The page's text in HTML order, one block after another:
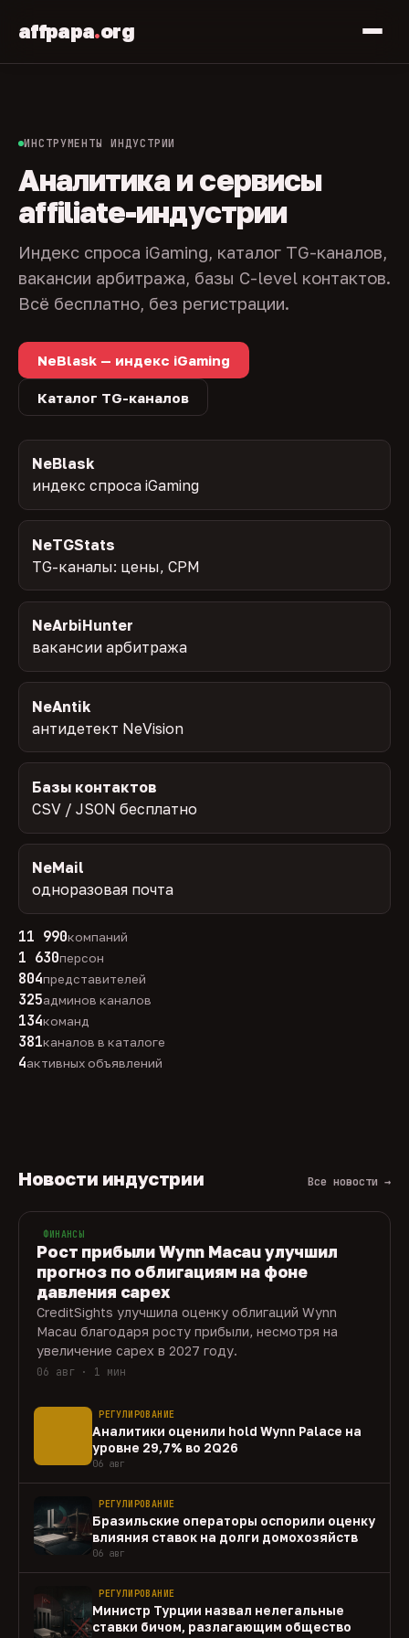
affpapa.org
ИНСТРУМЕНТЫ ИНДУСТРИИ
Аналитика и сервисы
affiliate-индустрии
Индекс спроса iGaming, каталог TG-каналов,
вакансии арбитража, базы C-level контактов.
Всё бесплатно, без регистрации.
NeBlask — индекс iGaming
Каталог TG-каналов
NeBlask
индекс спроса iGaming
NeTGStats
TG-каналы: цены, CPM
NeArbiHunter
вакансии арбитража
NeAntik
антидетект NeVision
Базы контактов
CSV / JSON бесплатно
NeMail
одноразовая почта
11 990компаний
1 630персон
804представителей
325админов каналов
134команд
381каналов в каталоге
4активных объявлений
Новости индустрии Все новости →
ФИНАНСЫ
Рост прибыли Wynn Macau улучшил
прогноз по облигациям на фоне
давления capex
CreditSights улучшила оценку облигаций Wynn
Macau благодаря росту прибыли, несмотря на
увеличение capex в 2027 году.
06 авг · 1 мин
РЕГУЛИРОВАНИЕ
Аналитики оценили hold Wynn Palace на
уровне 29,7% во 2Q26
06 авг
РЕГУЛИРОВАНИЕ
Бразильские операторы оспорили оценку
влияния ставок на долги домохозяйств
06 авг
РЕГУЛИРОВАНИЕ
Министр Турции назвал нелегальные
ставки бичом, разлагающим общество